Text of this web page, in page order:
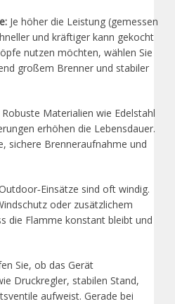
Je höher die Leistung (gemessen
und kräftiger kann gekocht
nutzen möchten, wählen Sie
großem Brenner und stabiler
Robuste Materialien wie Edelstahl
erhöhen die Lebensdauer.
sichere Brenneraufnahme und
sind oft windig.
oder zusätzlichem
die Flamme konstant bleibt und
Sie, ob das Gerät
Druckregler, stabilen Stand,
aufweist. Gerade bei